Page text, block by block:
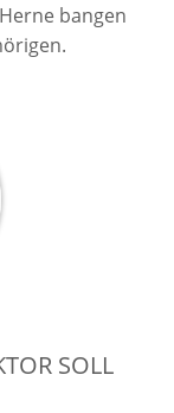
bangen
SOLL